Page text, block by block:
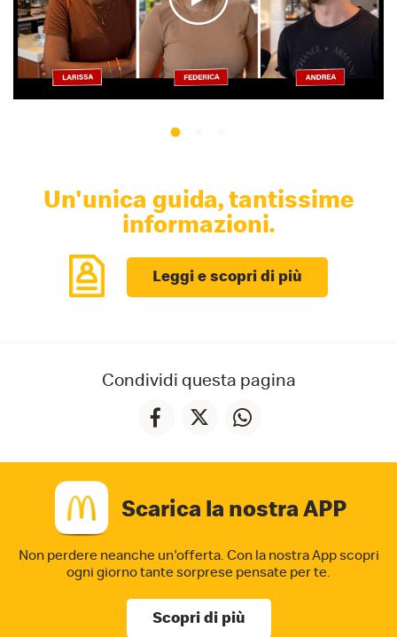
Un'unica guida, tantissime
informazioni.
Leggi e scopri di più
Condividi questa pagina
Scarica la nostra APP
Non perdere neanche un'offerta. Con la nostra App scopri
ogni giorno tante sorprese pensate per te.
Scopri di più